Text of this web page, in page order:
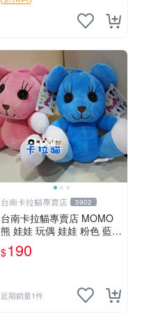
台南卡拉貓專賣店 5902
台南卡拉貓專賣店 MOMO
熊 娃娃 玩偶 娃娃 粉色 藍色
2色分售
$190
近期銷量1件